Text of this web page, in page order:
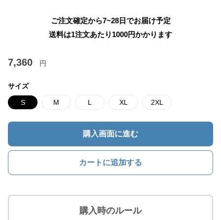
ご注文確定から7~28日でお届け予定
送料は1注文あたり 1000円かかります
7,360 円
サイズ
S M L XL 2XL
購入画面に進む
カートに追加する
購入時のルール